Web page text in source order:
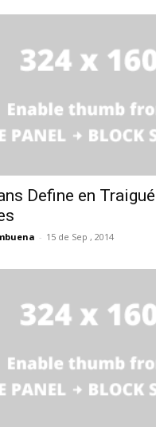
Define en
- 15 de Sep , 2014